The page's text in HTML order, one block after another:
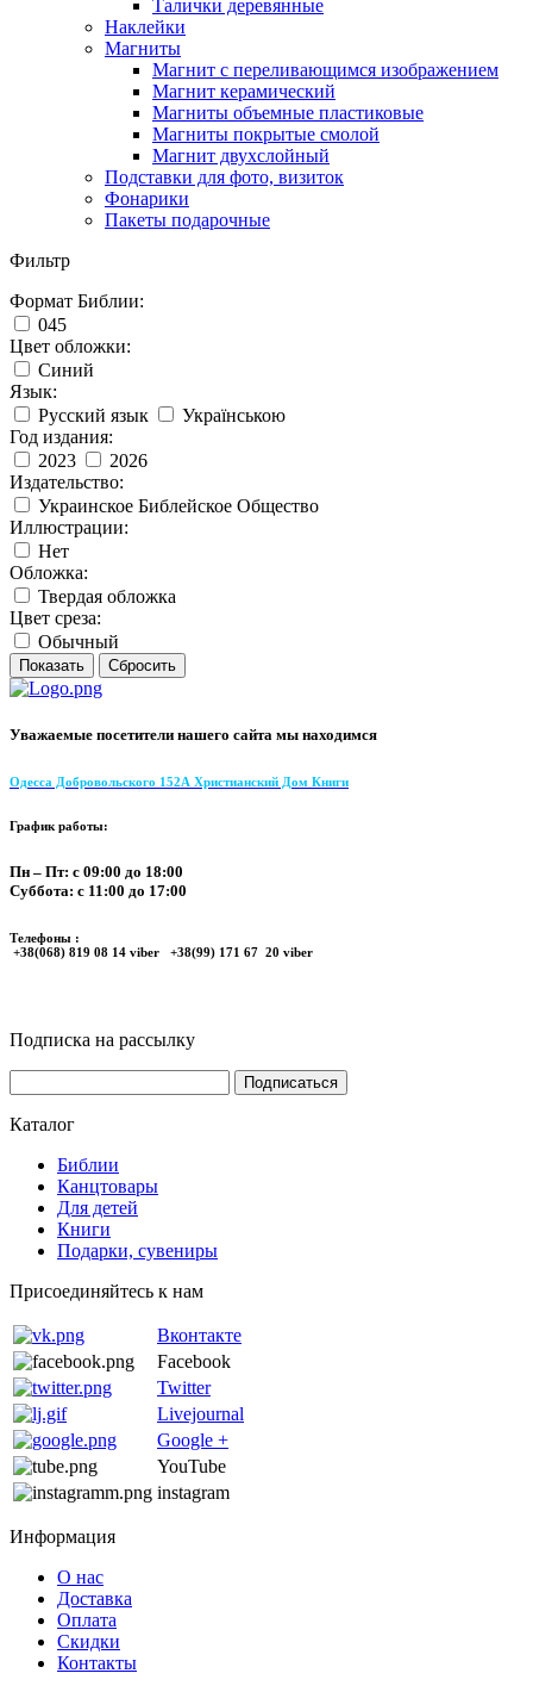
Талички деревянные
Наклейки
Магниты
Магнит с переливающимся изображением
Магнит керамический
Магниты объемные пластиковые
Магниты покрытые смолой
Магнит двухслойный
Подставки для фото, визиток
Фонарики
Пакеты подарочные
Фильтр
Формат Библии:
045
Цвет обложки:
Синий
Язык:
Русский язык
Українською
Год издания:
2023
2026
Издательство:
Украинское Библейское Общество
Иллюстрации:
Нет
Обложка:
Твердая обложка
Цвет среза:
Обычный
Уважаемые посетители нашего сайта мы находимся
Одесса Добровольского 152А Христианский Дом Книги
График работы:
Пн – Пт: с 09:00 до 18:00
Суббота: с 11:00 до 17:00
Телефоны :
+38(068) 819 08 14 viber +38(99) 171 67 20 viber
Подписка на рассылку
Каталог
Библии
Канцтовары
Для детей
Книги
Подарки, сувениры
Присоединяйтесь к нам
Вконтакте
Facebook
Twitter
Livejournal
Google +
YouTube
instagram
Информация
О нас
Доставка
Оплата
Скидки
Контакты